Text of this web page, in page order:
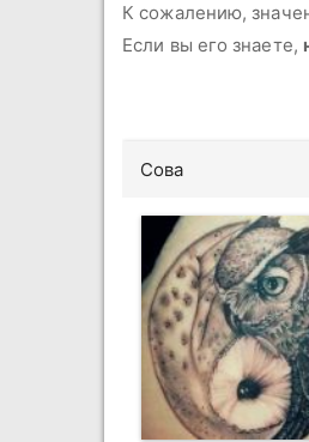
К сожалению,
Если вы его знаете,
Сова